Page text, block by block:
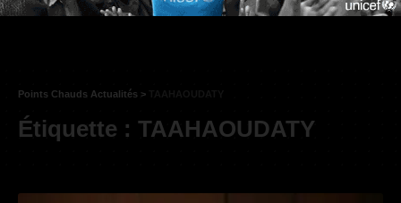
Points Chauds Actualités >
Étiquette : TAAHAOUDATY